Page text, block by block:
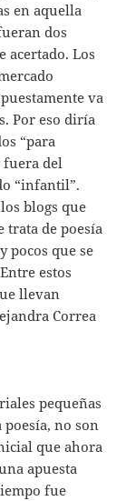
en aquella
dos
acertado. Los
va
Por eso diría
“para
fuera del
“infantil”.
blogs que
trata de poesía
pocos que se
estos
llevan
Correa
pequeñas
no son
que ahora
apuesta
fue